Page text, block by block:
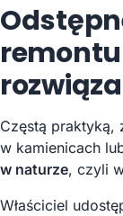
Częstą praktyką,
w kamienicach
w naturze, czyli
Właściciel